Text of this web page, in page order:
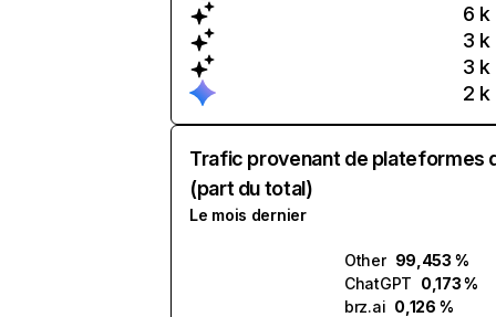
6 k
3 k
3 k
2 k
Trafic provenant de plateformes
(part du total)
Le mois dernier
Other 99,453 %
ChatGPT 0,173 %
brz.ai 0,126 %